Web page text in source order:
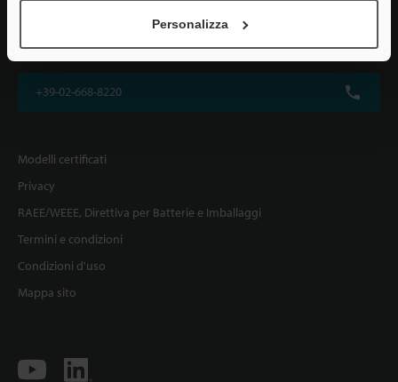
Personalizza
Via Vittor Pisani 22, 20124 Milano, Italia
+39-02-668-8220
Modelli certificati
Privacy
RAEE/WEEE, Direttiva per Batterie e Imballaggi
Termini e condizioni
Condizioni d'uso
Mappa sito